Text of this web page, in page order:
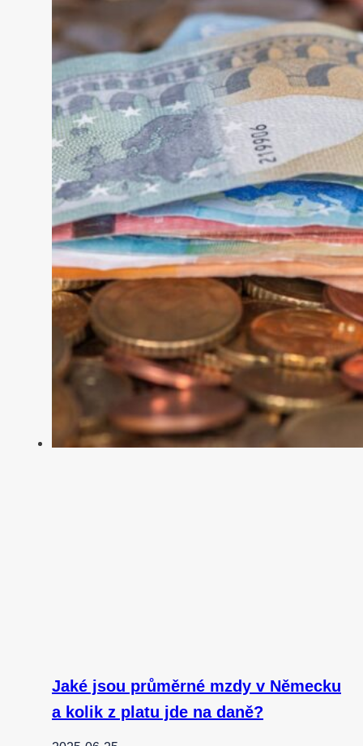
Jaké jsou průměrné mzdy v Německu
a kolik z platu jde na daně?